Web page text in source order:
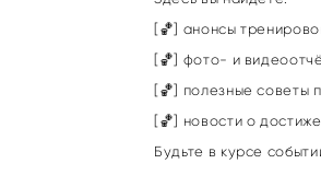
[🏀] анонсы
[🏀] фото‑ и
[🏀] полезные советы
[🏀] новости о
Будьте в курсе